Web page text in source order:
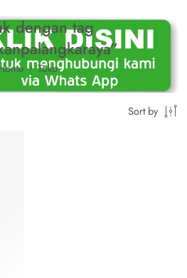
dengan tag
Toko
Sort by